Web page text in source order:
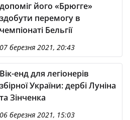
допоміг його «Брюгге»
здобути перемогу в
чемпіонаті Бельгії
07 березня 2021, 20:43
Вік-енд для легіонерів
збірної України: дербі Луніна
та Зінченка
06 березня 2021, 15:03